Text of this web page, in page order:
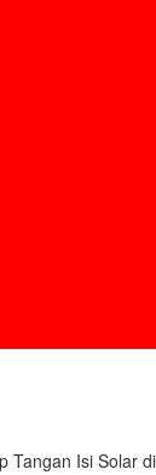
Tangan Isi Solar